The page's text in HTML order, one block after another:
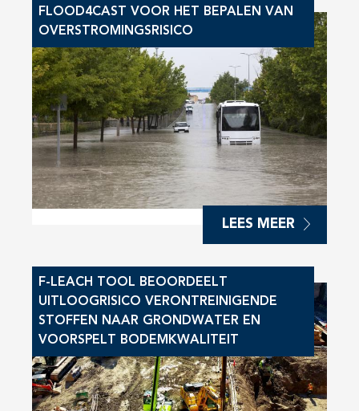
FLOOD4CAST VOOR HET BEPALEN VAN
OVERSTROMINGSRISICO
LEES MEER
F-LEACH TOOL BEOORDEELT
UITLOOGRISICO VERONTREINIGENDE
STOFFEN NAAR GRONDWATER EN
VOORSPELT BODEMKWALITEIT